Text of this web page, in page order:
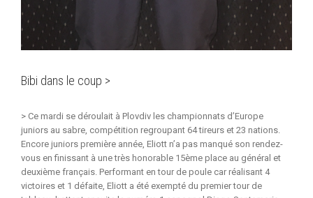
Bibi dans le coup >
> Ce mardi se déroulait à Plovdiv les championnats d’Europe
juniors au sabre, compétition regroupant 64 tireurs et 23 nations.
Encore juniors première année, Eliott n’a pas manqué son rendez-
vous en finissant à une très honorable 15ème place au général et
deuxième français. Performant en tour de poule car réalisant 4
victoires et 1 défaite, Eliott a été exempté du premier tour de